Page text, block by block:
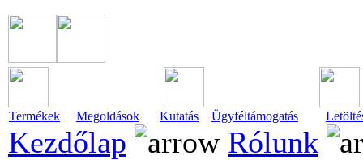
Termékek Megoldások Kutatás Ügyféltámogatás
Kezdőlap
Rólunk